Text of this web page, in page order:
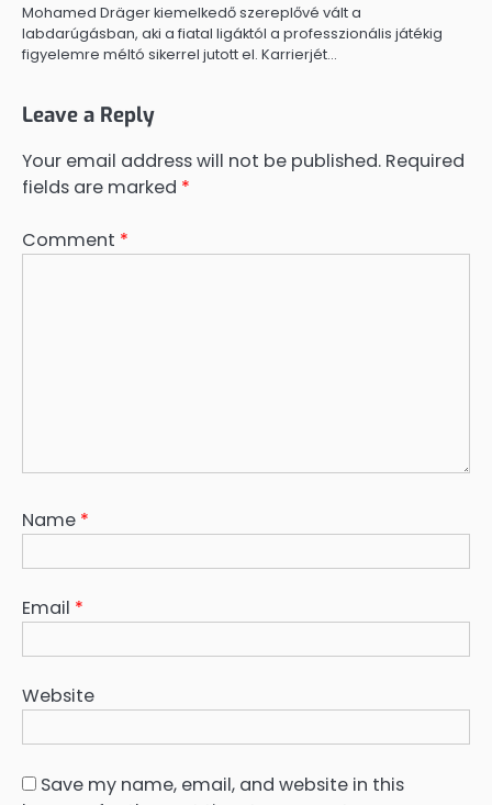
Mohamed Dräger kiemelkedő szereplővé vált a
labdarúgásban, aki a fiatal ligáktól a professzionális játékig
figyelemre méltó sikerrel jutott el. Karrierjét…
Leave a Reply
Your email address will not be published. Required
fields are marked *
Comment *
Name *
Email *
Website
Save my name, email, and website in this